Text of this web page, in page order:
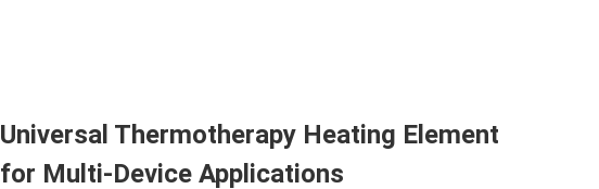
Universal Thermotherapy Heating Element
for Multi-Device Applications